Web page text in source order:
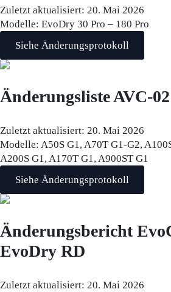
Zuletzt aktualisiert: 20. Mai 2026
Modelle: EvoDry 30 Pro – 180 Pro
Siehe Änderungsprotokoll
Änderungsliste AVC-02
Zuletzt aktualisiert: 20. Mai 2026
Modelle: A50S G1, A70T G1-G2,
A200S G1, A170T G1, A900ST G1
Siehe Änderungsprotokoll
Änderungsbericht
EvoDry RD
Zuletzt aktualisiert: 20. Mai 2026